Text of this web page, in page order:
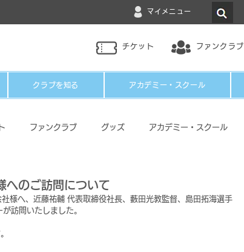
マイメニュー
チケット ファンクラブ
クラブを知る アカデミー・スクール
ファンクラブ グッズ アカデミー・スクール
へのご訪問について
様へ、近藤祐輔 代表取締役社長、藪田光教監督、島田拓海選手
訪問いたしました。